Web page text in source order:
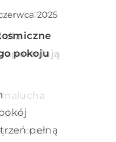
swój
walki
ochrony
jak
i jak
2025
pokoju
pełną
2026
dla
oraz